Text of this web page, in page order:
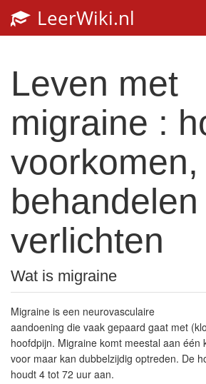
LeerWiki.nl
Leven met
migraine :
voorkomen,
behandelen
verlichten
Wat is migraine
Migraine is een neurovasculaire
aandoening die vaak gepaard gaat met
hoofdpijn. Migraine komt meestal aan één
voor maar kan dubbelzijdig optreden. De
houdt 4 tot 72 uur aan.